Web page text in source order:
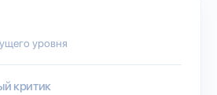
уровня
критик